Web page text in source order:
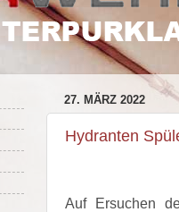
27. MÄRZ 2022
Hydranten
Auf Ersuchen